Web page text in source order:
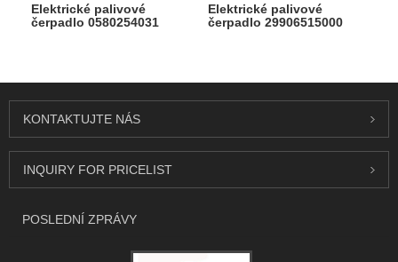
Elektrické palivové
čerpadlo 0580254031
Elektrické palivové
čerpadlo 29906515000
KONTAKTUJTE NÁS
INQUIRY FOR PRICELIST
POSLEDNÍ ZPRÁVY